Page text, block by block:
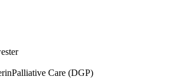
Care (DGP)